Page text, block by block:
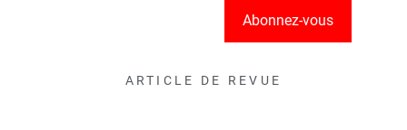
Abonnez-vous
ARTICLE DE REVUE